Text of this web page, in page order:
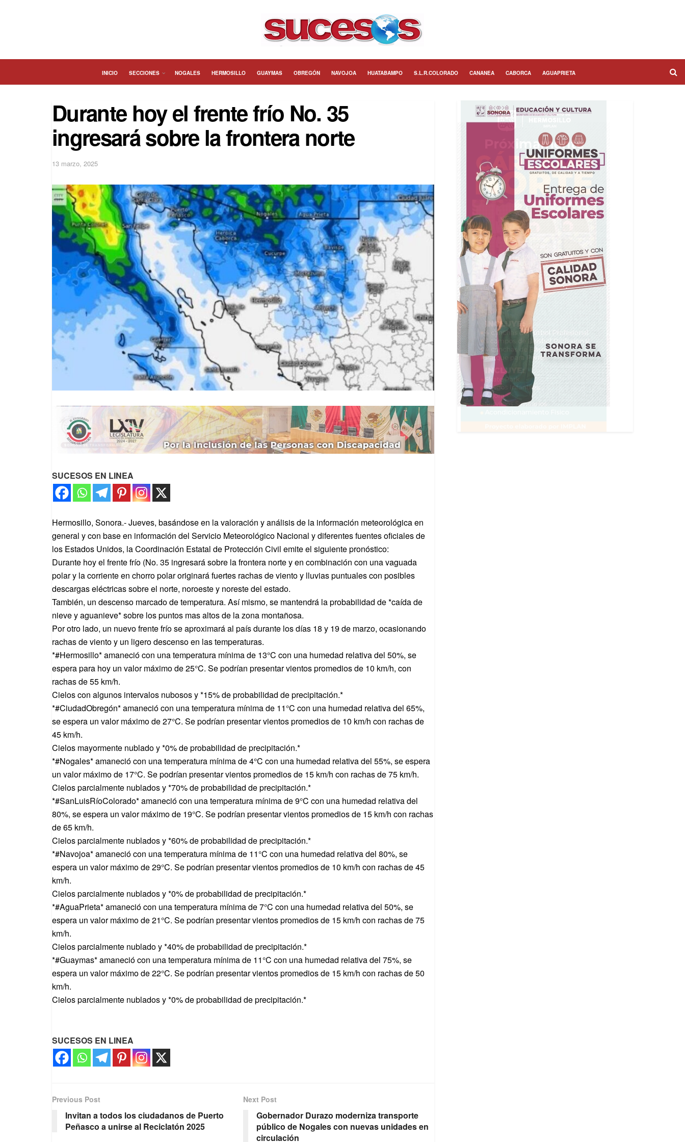
INICIO SECCIONES NOGALES HERMOSILLO GUAYMAS OBREGÓN NAVOJOA HUATABAMPO S.L.R.COLORADO CANANEA CABORCA AGUAPRIETA
Durante hoy el frente frío No. 35
ingresará sobre la frontera norte
13 marzo, 2025
SUCESOS EN LINEA
Hermosillo, Sonora.- Jueves, basándose en la valoración y análisis de la información meteorológica en
general y con base en información del Servicio Meteorológico Nacional y diferentes fuentes oficiales de
los Estados Unidos, la Coordinación Estatal de Protección Civil emite el siguiente pronóstico:
Durante hoy el frente frío (No. 35 ingresará sobre la frontera norte y en combinación con una vaguada
polar y la corriente en chorro polar originará fuertes rachas de viento y lluvias puntuales con posibles
descargas eléctricas sobre el norte, noroeste y noreste del estado.
También, un descenso marcado de temperatura. Así mismo, se mantendrá la probabilidad de *caída de
nieve y aguanieve* sobre los puntos mas altos de la zona montañosa.
Por otro lado, un nuevo frente frío se aproximará al país durante los días 18 y 19 de marzo, ocasionando
rachas de viento y un ligero descenso en las temperaturas.
*#Hermosillo* amaneció con una temperatura mínima de 13°C con una humedad relativa del 50%, se
espera para hoy un valor máximo de 25°C. Se podrían presentar vientos promedios de 10 km/h, con
rachas de 55 km/h.
Cielos con algunos intervalos nubosos y *15% de probabilidad de precipitación.*
*#CiudadObregón* amaneció con una temperatura mínima de 11°C con una humedad relativa del 65%,
se espera un valor máximo de 27°C. Se podrían presentar vientos promedios de 10 km/h con rachas de
45 km/h.
Cielos mayormente nublado y *0% de probabilidad de precipitación.*
*#Nogales* amaneció con una temperatura mínima de 4°C con una humedad relativa del 55%, se espera
un valor máximo de 17°C. Se podrían presentar vientos promedios de 15 km/h con rachas de 75 km/h.
Cielos parcialmente nublados y *70% de probabilidad de precipitación.*
*#SanLuisRíoColorado* amaneció con una temperatura mínima de 9°C con una humedad relativa del
80%, se espera un valor máximo de 19°C. Se podrían presentar vientos promedios de 15 km/h con rachas
de 65 km/h.
Cielos parcialmente nublados y *60% de probabilidad de precipitación.*
*#Navojoa* amaneció con una temperatura mínima de 11°C con una humedad relativa del 80%, se
espera un valor máximo de 29°C. Se podrían presentar vientos promedios de 10 km/h con rachas de 45
km/h.
Cielos parcialmente nublados y *0% de probabilidad de precipitación.*
*#AguaPrieta* amaneció con una temperatura mínima de 7°C con una humedad relativa del 50%, se
espera un valor máximo de 21°C. Se podrían presentar vientos promedios de 15 km/h con rachas de 75
km/h.
Cielos parcialmente nublado y *40% de probabilidad de precipitación.*
*#Guaymas* amaneció con una temperatura mínima de 11°C con una humedad relativa del 75%, se
espera un valor máximo de 22°C. Se podrían presentar vientos promedios de 15 km/h con rachas de 50
km/h.
Cielos parcialmente nublados y *0% de probabilidad de precipitación.*
SUCESOS EN LINEA
Previous Post
Invitan a todos los ciudadanos de Puerto
Peñasco a unirse al Reciclatón 2025
Next Post
Gobernador Durazo moderniza transporte
público de Nogales con nuevas unidades en
circulación